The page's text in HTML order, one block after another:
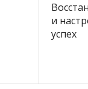
и
успех